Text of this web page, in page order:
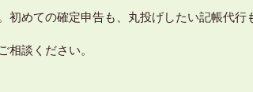
初めての確定申告も、丸投げしたい記帳代行
相談ください。